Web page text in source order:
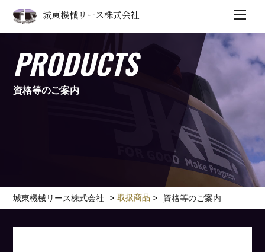
城東機械リース株式会社
PRODUCTS
資格等のご案内
城東機械リース株式会社 >取扱商品 > 資格等のご案内